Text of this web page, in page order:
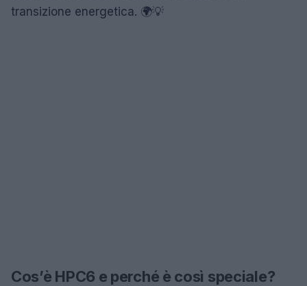
transizione energetica. 🌍💡
Cos’è HPC6 e perché è così speciale?